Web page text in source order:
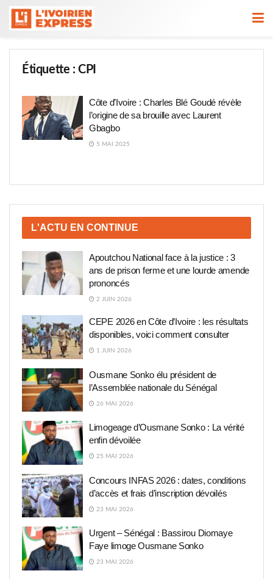
Étiquette :CPI
Côte d’Ivoire : Charles Blé Goudé révèle
l’origine de sa brouille avec Laurent
Gbagbo
5 MAI 2025
L'ACTU EN CONTINUE
Apoutchou National face à la justice : 3
ans de prison ferme et une lourde amende
prononcés
2 JUIN 2026
CEPE 2026 en Côte d’Ivoire : les résultats
disponibles, voici comment consulter
1 JUIN 2026
Ousmane Sonko élu président de
l’Assemblée nationale du Sénégal
26 MAI 2026
Limogeage d’Ousmane Sonko : La vérité
enfin dévoilée
25 MAI 2026
Concours INFAS 2026 : dates, conditions
d’accès et frais d’inscription dévoilés
23 MAI 2026
Urgent – Sénégal : Bassirou Diomaye
Faye limoge Ousmane Sonko
23 MAI 2026